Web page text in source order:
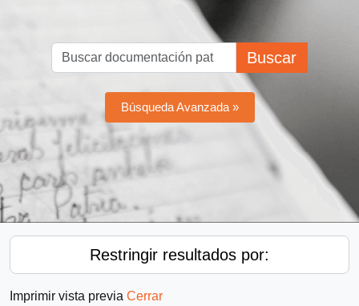
Buscar
Búsqueda Avanzada »
Restringir resultados por:
Imprimir vista previa Cerrar